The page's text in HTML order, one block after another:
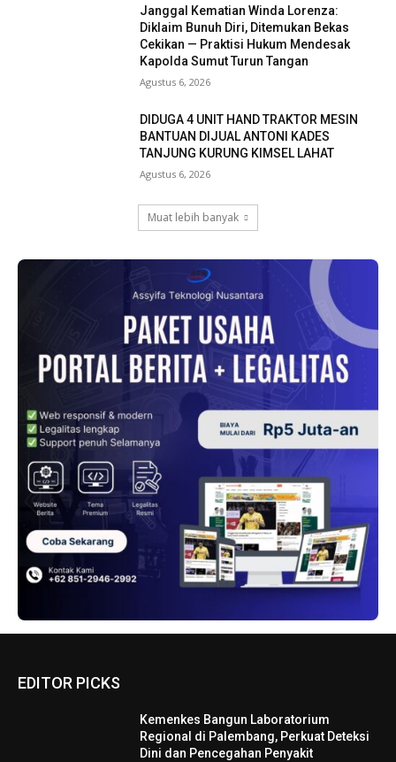
Janggal Kematian Winda Lorenza:
Diklaim Bunuh Diri, Ditemukan Bekas
Cekikan — Praktisi Hukum Mendesak
Kapolda Sumut Turun Tangan
Agustus 6, 2026
DIDUGA 4 UNIT HAND TRAKTOR MESIN
BANTUAN DIJUAL ANTONI KADES
TANJUNG KURUNG KIMSEL LAHAT
Agustus 6, 2026
Muat lebih banyak
EDITOR PICKS
Kemenkes Bangun Laboratorium
Regional di Palembang, Perkuat Deteksi
Dini dan Pencegahan Penyakit